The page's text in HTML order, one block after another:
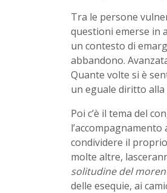
Tra le persone
questioni emerse in
un contesto di
abbandono.
Quante volte si è
un eguale diritto
Poi c’è il tema del
condividere il
molte altre,
solitudine del
delle esequie, ai